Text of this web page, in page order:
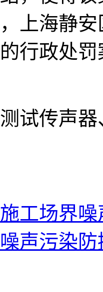
上海静
行政处罚
试传声
工场界
声污染防